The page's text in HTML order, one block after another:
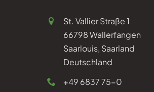
St. Vallier Straße 1
66798 Wallerfangen
Saarlouis, Saarland
Deutschland
+49 6837 75-0